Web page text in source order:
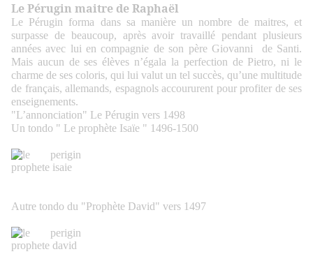
Le Pérugin maitre de Raphaël
Le Pérugin forma dans sa manière un nombre de maitres, et
surpasse de beaucoup, après avoir travaillé pendant plusieurs
années avec lui en compagnie de son père Giovanni de Santi.
Mais aucun de ses élèves n’égala la perfection de Pietro, ni le
charme de ses coloris, qui lui valut un tel succès, qu’une multitude
de français, allemands, espagnols accoururent pour profiter de ses
enseignements.
"L’annonciation" Le Pérugin vers 1498
Un tondo " Le prophète Isaïe " 1496-1500
Autre tondo du "Prophète David" vers 1497